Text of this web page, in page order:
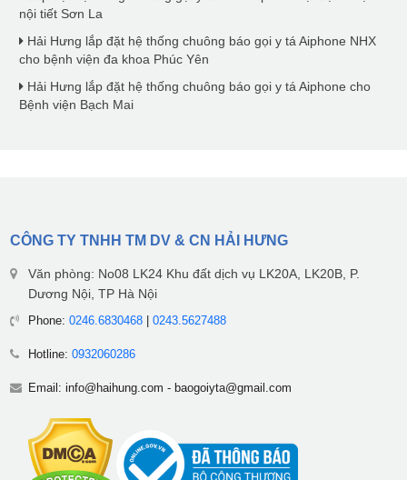
nội tiết Sơn La
Hải Hưng lắp đặt hệ thống chuông báo gọi y tá Aiphone NHX
cho bệnh viện đa khoa Phúc Yên
Hải Hưng lắp đặt hệ thống chuông báo gọi y tá Aiphone cho
Bệnh viện Bạch Mai
CÔNG TY TNHH TM DV & CN HẢI HƯNG
Văn phòng: No08 LK24 Khu đất dịch vụ LK20A, LK20B, P.
Dương Nội, TP Hà Nội
Phone: 0246.6830468| 0243.5627488
Hotline: 0932060286
Email: info@haihung.com - baogoiyta@gmail.com